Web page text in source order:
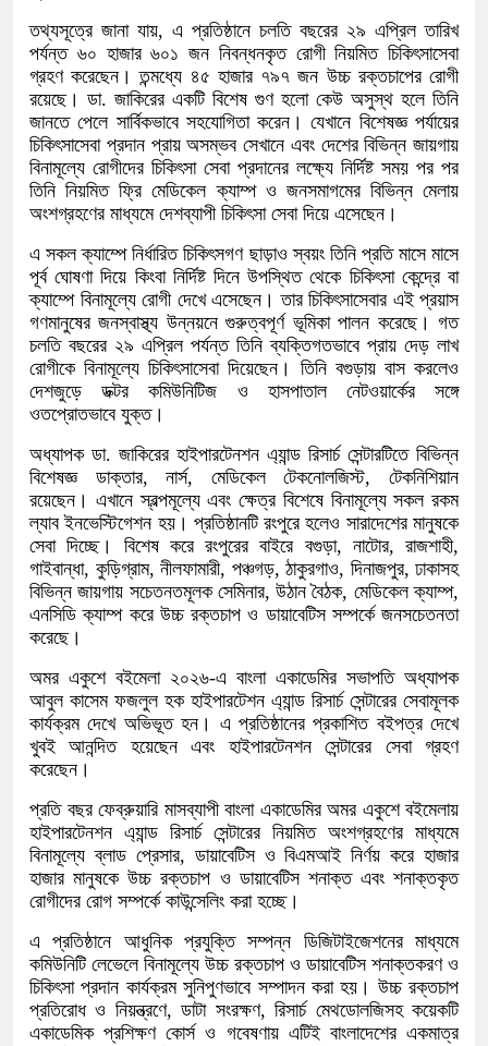
তথ্যসূত্রে জানা যায়, এ প্রতিষ্ঠানে চলতি বছরের ২৯ এপ্রিল তারিখ
পর্যন্ত ৬০ হাজার ৬০১ জন নিবন্ধনকৃত রোগী নিয়মিত চিকিৎসাসেবা
গ্রহণ করেছেন। তন্মধ্যে ৪৫ হাজার ৭৯৭ জন উচ্চ রক্তচাপের রোগী
রয়েছে। ডা. জাকিরের একটি বিশেষ গুণ হলো কেউ অসুস্থ হলে তিনি
জানতে পেলে সার্বিকভাবে সহযোগিতা করেন। যেখানে বিশেষজ্ঞ পর্যায়ের
চিকিৎসাসেবা প্রদান প্রায় অসম্ভব সেখানে এবং দেশের বিভিন্ন জায়গায়
বিনামূল্যে রোগীদের চিকিৎসা সেবা প্রদানের লক্ষ্যে নির্দিষ্ট সময় পর পর
তিনি নিয়মিত ফ্রি মেডিকেল ক্যাম্প ও জনসমাগমের বিভিন্ন মেলায়
অংশগ্রহণের মাধ্যমে দেশব্যাপী চিকিৎসা সেবা দিয়ে এসেছেন।
এ সকল ক্যাম্পে নির্ধারিত চিকিৎসগণ ছাড়াও স্বয়ং তিনি প্রতি মাসে মাসে
পূর্ব ঘোষণা দিয়ে কিংবা নির্দিষ্ট দিনে উপস্থিত থেকে চিকিৎসা কেন্দ্রে বা
ক্যাম্পে বিনামূল্যে রোগী দেখে এসেছেন। তার চিকিৎসাসেবার এই প্রয়াস
গণমানুষের জনস্বাস্থ্য উন্নয়নে গুরুত্বপূর্ণ ভূমিকা পালন করেছে। গত
চলতি বছরের ২৯ এপ্রিল পর্যন্ত তিনি ব্যক্তিগতভাবে প্রায় দেড় লাখ
রোগীকে বিনামূল্যে চিকিৎসাসেবা দিয়েছেন। তিনি বগুড়ায় বাস করলেও
দেশজুড়ে ডক্টর কমিউনিটিজ ও হাসপাতাল নেটওয়ার্কের সঙ্গে
ওতপ্রোতভাবে যুক্ত।
অধ্যাপক ডা. জাকিরের হাইপারটেনশন এ্যান্ড রিসার্চ সেন্টারটিতে বিভিন্ন
বিশেষজ্ঞ ডাক্তার, নার্স, মেডিকেল টেকনোলজিস্ট, টেকনিশিয়ান
রয়েছেন। এখানে স্বল্পমূল্যে এবং ক্ষেত্র বিশেষে বিনামূল্যে সকল রকম
ল্যাব ইনভেস্টিগেশন হয়। প্রতিষ্ঠানটি রংপুরে হলেও সারাদেশের মানুষকে
সেবা দিচ্ছে। বিশেষ করে রংপুরের বাইরে বগুড়া, নাটোর, রাজশাহী,
গাইবান্ধা, কুড়িগ্রাম, নীলফামারী, পঞ্চগড়, ঠাকুরগাও, দিনাজপুর, ঢাকাসহ
বিভিন্ন জায়গায় সচেতনতমূলক সেমিনার, উঠান বৈঠক, মেডিকেল ক্যাম্প,
এনসিডি ক্যাম্প করে উচ্চ রক্তচাপ ও ডায়াবেটিস সম্পর্কে জনসচেতনতা
করেছে।
অমর একুশে বইমেলা ২০২৬-এ বাংলা একাডেমির সভাপতি অধ্যাপক
আবুল কাসেম ফজলুল হক হাইপারটেশন এ্যান্ড রিসার্চ সেন্টারের সেবামূলক
কার্যক্রম দেখে অভিভূত হন। এ প্রতিষ্ঠানের প্রকাশিত বইপত্র দেখে
খুবই আনন্দিত হয়েছেন এবং হাইপারটেনশন সেন্টারের সেবা গ্রহণ
করেছেন।
প্রতি বছর ফেব্রুয়ারি মাসব্যাপী বাংলা একাডেমির অমর একুশে বইমেলায়
হাইপারটেনশন এ্যান্ড রিসার্চ সেন্টারের নিয়মিত অংশগ্রহণের মাধ্যমে
বিনামূল্যে ব্লাড প্রেসার, ডায়াবেটিস ও বিএমআই নির্ণয় করে হাজার
হাজার মানুষকে উচ্চ রক্তচাপ ও ডায়াবেটিস শনাক্ত এবং শনাক্তকৃত
রোগীদের রোগ সম্পর্কে কাউন্সেলিং করা হচ্ছে।
এ প্রতিষ্ঠানে আধুনিক প্রযুক্তি সম্পন্ন ডিজিটাইজেশনের মাধ্যমে
কমিউনিটি লেভেলে বিনামূল্যে উচ্চ রক্তচাপ ও ডায়াবেটিস শনাক্তকরণ ও
চিকিৎসা প্রদান কার্যক্রম সুনিপুণভাবে সম্পাদন করা হয়। উচ্চ রক্তচাপ
প্রতিরোধ ও নিয়ন্ত্রণে, ডাটা সংরক্ষণ, রিসার্চ মেথডোলজিসহ কয়েকটি
একাডেমিক প্রশিক্ষণ কোর্স ও গবেষণায় এটিই বাংলাদেশের একমাত্র